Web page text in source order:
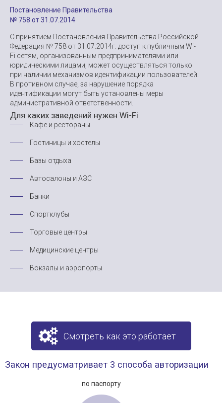
Постановление Правительства
№ 758 от 31.07.2014
С принятием Постановления Правительства Российской
Федерация № 758 от 31.07.2014г. доступ к публичным Wi-
Fi сетям, организованным предпринимателями или
юридическими лицами, может осуществляться только
при наличии механизмов идентификации пользователей.
В противном случае, за нарушение порядка
идентификации могут быть установлены меры
административной ответственности.
Для каких заведений нужен Wi-Fi
Кафе и рестораны
Гостиницы и хостелы
Базы отдыха
Автосалоны и АЗС
Банки
Спортклубы
Торговые центры
Медицинские центры
Вокзалы и аэропорты
Смотреть как это работает
Закон предусматривает 3 способа авторизации
по паспорту